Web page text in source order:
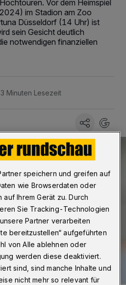
Vor dem Heimspiel
im Stadion am Zoo
Düsseldorf (14 Uhr) ist
sein Gesicht deutlich
notwendigen finanziellen
3 Minuten Lesezeit
speichern und greifen auf
wie Browserdaten oder
Ihrem Gerät zu. Durch
Sie Tracking-Technologien
Partner verarbeiten
bereitzustellen“ aufgeführten
von Alle ablehnen oder
werden diese deaktiviert.
sind, sind manche Inhalte und
nicht mehr so relevant für